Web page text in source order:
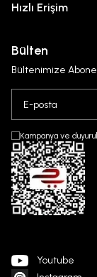
Hızlı Erişim
Bülten
Bültenimize
Kampanya ve
Youtube